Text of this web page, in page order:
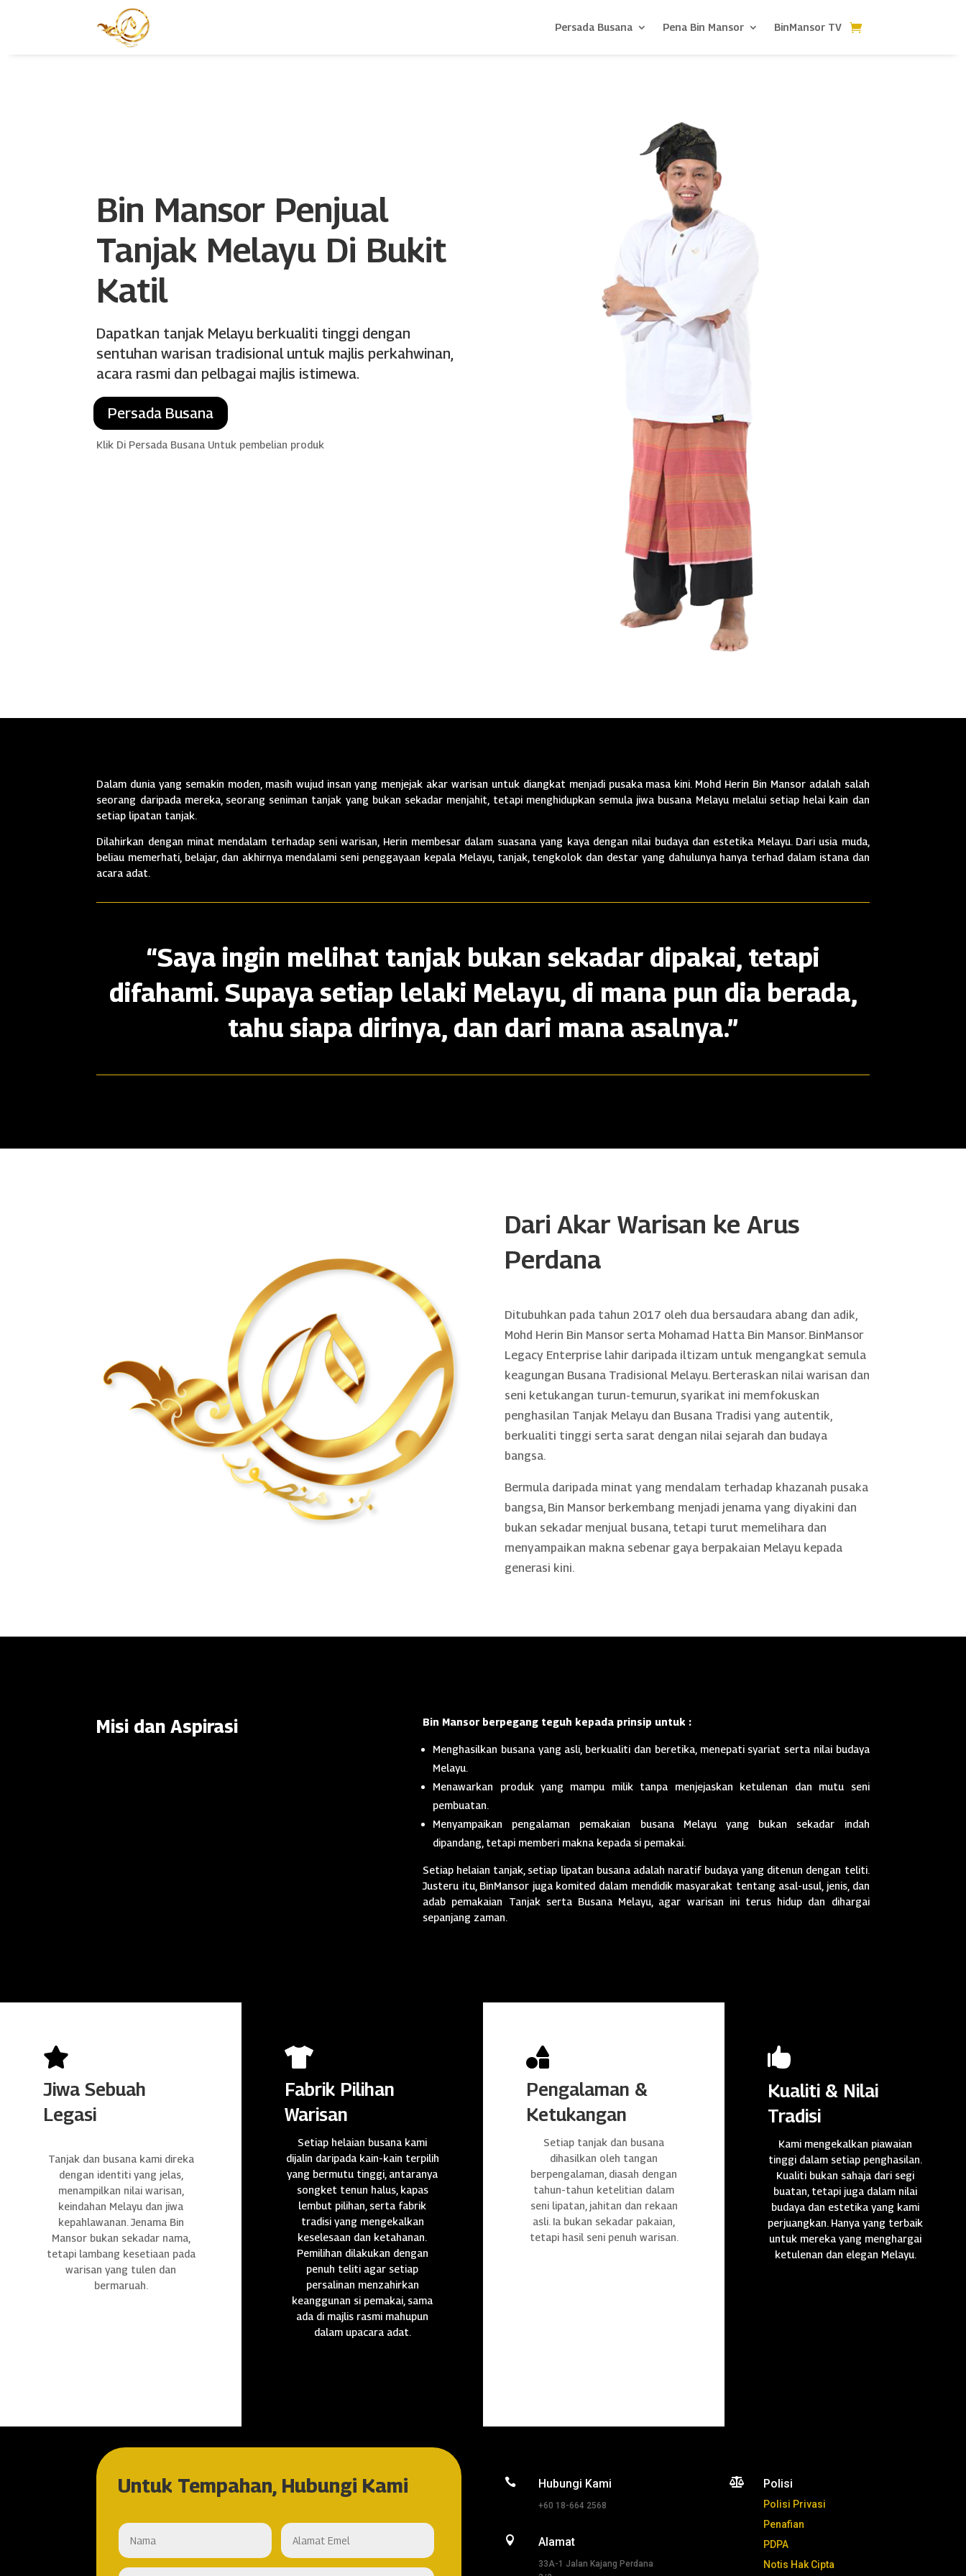
Persada Busana Pena Bin Mansor BinMansor TV
Bin Mansor Penjual
Tanjak Melayu Di Bukit
Katil
Dapatkan tanjak Melayu berkualiti tinggi dengan
sentuhan warisan tradisional untuk majlis perkahwinan,
acara rasmi dan pelbagai majlis istimewa.
Persada Busana
Klik Di Persada Busana Untuk pembelian produk
Dalam dunia yang semakin moden, masih wujud insan yang menjejak akar warisan untuk diangkat menjadi pusaka masa kini. Mohd Herin Bin Mansor adalah salah
seorang daripada mereka, seorang seniman tanjak yang bukan sekadar menjahit, tetapi menghidupkan semula jiwa busana Melayu melalui setiap helai kain dan
setiap lipatan tanjak.
Dilahirkan dengan minat mendalam terhadap seni warisan, Herin membesar dalam suasana yang kaya dengan nilai budaya dan estetika Melayu. Dari usia muda,
beliau memerhati, belajar, dan akhirnya mendalami seni penggayaan kepala Melayu, tanjak, tengkolok dan destar yang dahulunya hanya terhad dalam istana dan
acara adat.
“Saya ingin melihat tanjak bukan sekadar dipakai, tetapi
difahami. Supaya setiap lelaki Melayu, di mana pun dia berada,
tahu siapa dirinya, dan dari mana asalnya.”
Dari Akar Warisan ke Arus
Perdana
Ditubuhkan pada tahun 2017 oleh dua bersaudara abang dan adik,
Mohd Herin Bin Mansor serta Mohamad Hatta Bin Mansor. BinMansor
Legacy Enterprise lahir daripada iltizam untuk mengangkat semula
keagungan Busana Tradisional Melayu. Berteraskan nilai warisan dan
seni ketukangan turun-temurun, syarikat ini memfokuskan
penghasilan Tanjak Melayu dan Busana Tradisi yang autentik,
berkualiti tinggi serta sarat dengan nilai sejarah dan budaya
bangsa.
Bermula daripada minat yang mendalam terhadap khazanah pusaka
bangsa, Bin Mansor berkembang menjadi jenama yang diyakini dan
bukan sekadar menjual busana, tetapi turut memelihara dan
menyampaikan makna sebenar gaya berpakaian Melayu kepada
generasi kini.
Misi dan Aspirasi Bin Mansor berpegang teguh kepada prinsip untuk :
Menghasilkan busana yang asli, berkualiti dan beretika, menepati syariat serta nilai budaya
Melayu.
Menawarkan produk yang mampu milik tanpa menjejaskan ketulenan dan mutu seni
pembuatan.
Menyampaikan pengalaman pemakaian busana Melayu yang bukan sekadar indah
dipandang, tetapi memberi makna kepada si pemakai.
Setiap helaian tanjak, setiap lipatan busana adalah naratif budaya yang ditenun dengan teliti.
Justeru itu, BinMansor juga komited dalam mendidik masyarakat tentang asal-usul, jenis, dan
adab pemakaian Tanjak serta Busana Melayu, agar warisan ini terus hidup dan dihargai
sepanjang zaman.

Jiwa Sebuah
Legasi
Tanjak dan busana kami direka
dengan identiti yang jelas,
menampilkan nilai warisan,
keindahan Melayu dan jiwa
kepahlawanan. Jenama Bin
Mansor bukan sekadar nama,
tetapi lambang kesetiaan pada
warisan yang tulen dan
bermaruah.

Fabrik Pilihan
Warisan
Setiap helaian busana kami
dijalin daripada kain-kain terpilih
yang bermutu tinggi, antaranya
songket tenun halus, kapas
lembut pilihan, serta fabrik
tradisi yang mengekalkan
keselesaan dan ketahanan.
Pemilihan dilakukan dengan
penuh teliti agar setiap
persalinan menzahirkan
keanggunan si pemakai, sama
ada di majlis rasmi mahupun
dalam upacara adat.

Pengalaman &
Ketukangan
Setiap tanjak dan busana
dihasilkan oleh tangan
berpengalaman, diasah dengan
tahun-tahun ketelitian dalam
seni lipatan, jahitan dan rekaan
asli. Ia bukan sekadar pakaian,
tetapi hasil seni penuh warisan.

Kualiti & Nilai
Tradisi
Kami mengekalkan piawaian
tinggi dalam setiap penghasilan.
Kualiti bukan sahaja dari segi
buatan, tetapi juga dalam nilai
budaya dan estetika yang kami
perjuangkan. Hanya yang terbaik
untuk mereka yang menghargai
ketulenan dan elegan Melayu.
Untuk Tempahan, Hubungi Kami  Hubungi Kami
+60 18-664 2568
 Alamat
33A-1 Jalan Kajang Perdana
 Polisi
Polisi Privasi
Penafian
PDPA
Notis Hak Cipta